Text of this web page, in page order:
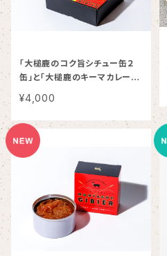
「大槌鹿のコク旨シチュー缶２
缶」と「大槌鹿のキーマカレー缶
¥4,000